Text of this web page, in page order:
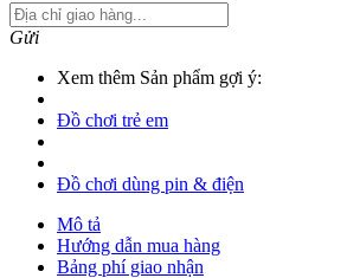
Gửi
Xem thêm Sản phẩm gợi ý:
Đồ chơi trẻ em
Đồ chơi dùng pin & điện
Mô tả
Hướng dẫn mua hàng
Bảng phí giao nhận